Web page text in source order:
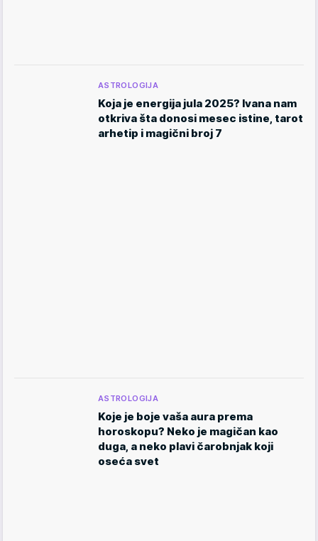
ASTROLOGIJA
Koja je energija jula 2025? Ivana nam
otkriva šta donosi mesec istine, tarot
arhetip i magični broj 7
ASTROLOGIJA
Koje je boje vaša aura prema
horoskopu? Neko je magičan kao
duga, a neko plavi čarobnjak koji
oseća svet